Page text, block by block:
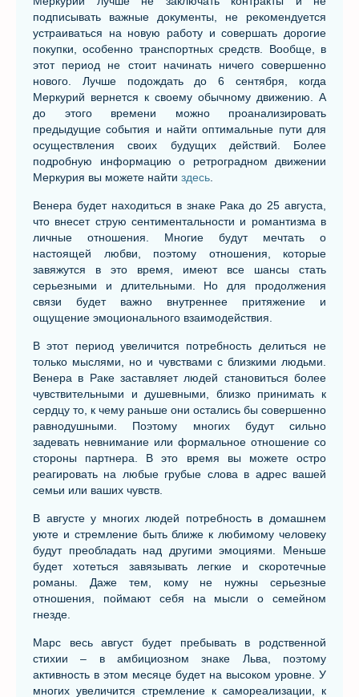
подписывать важные документы, не рекомендуется
устраиваться на новую работу и совершать дорогие
покупки, особенно транспортных средств. Вообще, в
этот период не стоит начинать ничего совершенно
нового. Лучше подождать до 6 сентября, когда
Меркурий вернется к своему обычному движению. А
до этого времени можно проанализировать
предыдущие события и найти оптимальные пути для
осуществления своих будущих действий. Более
подробную информацию о ретроградном движении
Меркурия вы можете найти здесь
Венера будет находиться в знаке Рака до 25 августа,
что внесет струю сентиментальности и романтизма в
личные отношения. Многие будут мечтать о
настоящей любви, поэтому отношения, которые
завяжутся в это время, имеют все шансы стать
серьезными и длительными. Но для продолжения
связи будет важно внутреннее притяжение и
ощущение эмоционального взаимодействия.
В этот период увеличится потребность делиться не
только мыслями, но и чувствами с близкими людьми.
Венера в Раке заставляет людей становиться более
чувствительными и душевными, близко принимать к
сердцу то, к чему раньше они остались бы совершенно
равнодушными. Поэтому многих будут сильно
задевать невнимание или формальное отношение со
стороны партнера. В это время вы можете остро
реагировать на любые грубые слова в адрес вашей
семьи или ваших чувств.
В августе у многих людей потребность в домашнем
уюте и стремление быть ближе к любимому человеку
будут преобладать над другими эмоциями. Меньше
будет хотеться завязывать легкие и скоротечные
романы. Даже тем, кому не нужны серьезные
отношения, поймают себя на мысли о семейном
гнезде.
Марс весь август будет пребывать в родственной
стихии – в амбициозном знаке Льва, поэтому
активность в этом месяце будет на высоком уровне. У
многих увеличится стремление к самореализации, к